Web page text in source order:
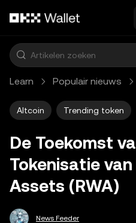
Learn Populair nieuws
Altcoin Trending token
De Toekomst
Tokenisatie
Assets (RWA)
News Feeder